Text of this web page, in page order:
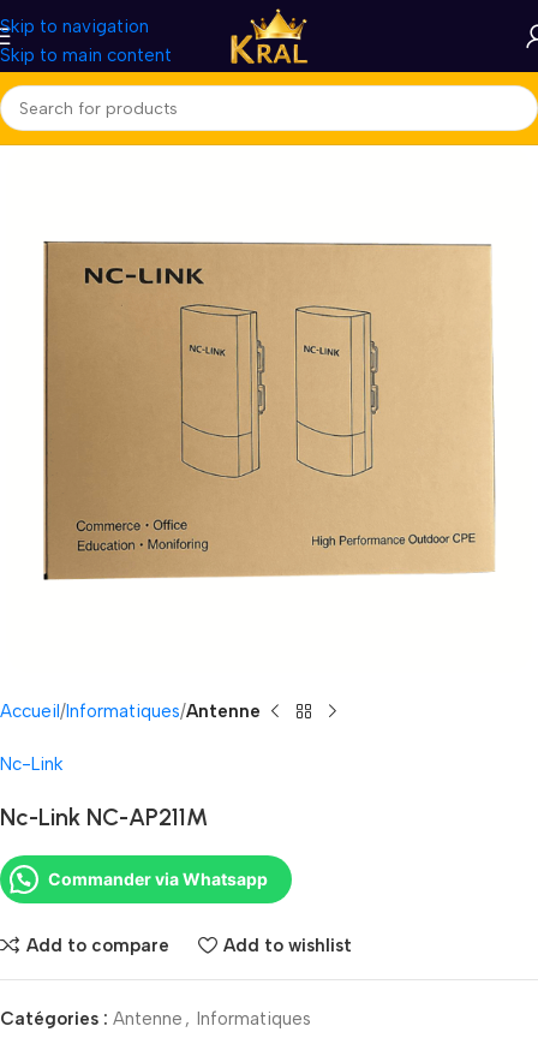
Skip to navigation
Skip to main content
Accueil Informatiques Antenne
Nc-Link
Nc-Link NC-AP211M
Commander via Whatsapp
Add to compare Add to wishlist
Catégories : Antenne , Informatiques